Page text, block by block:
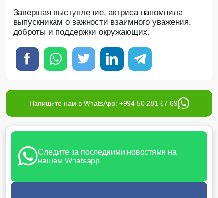
Завершая выступление, актриса напомнила
выпускникам о важности взаимного уважения,
доброты и поддержки окружающих.
Напишите нам в WhatsApp: +994 50 281 67 69
Следите за последними новостями на
нашем Whatsapp